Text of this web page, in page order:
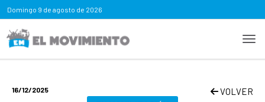
Domingo 9 de agosto de 2026
16/12/2025 VOLVER